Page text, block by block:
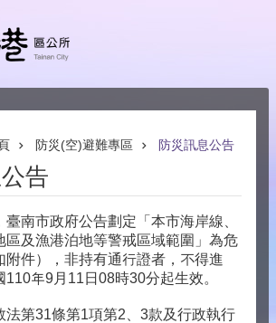
防災(空)避難專區 防災訊息公告
告
臺南市政府公告劃定「本市海岸線、
區及漁港泊地等警戒區域範圍」為危
附件），非持有通行證者，不得進
110年9月11日08時30分起生效。
法第31條第1項第2、3款及行政執行